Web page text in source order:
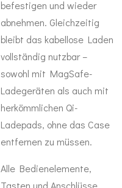
befestigen und wieder
abnehmen. Gleichzeitig
bleibt das kabellose Laden
vollständig nutzbar –
sowohl mit MagSafe-
Ladegeräten als auch mit
herkömmlichen Qi-
Ladepads, ohne das Case
entfernen zu müssen.
Alle Bedienelemente,
Tasten und Anschlüsse